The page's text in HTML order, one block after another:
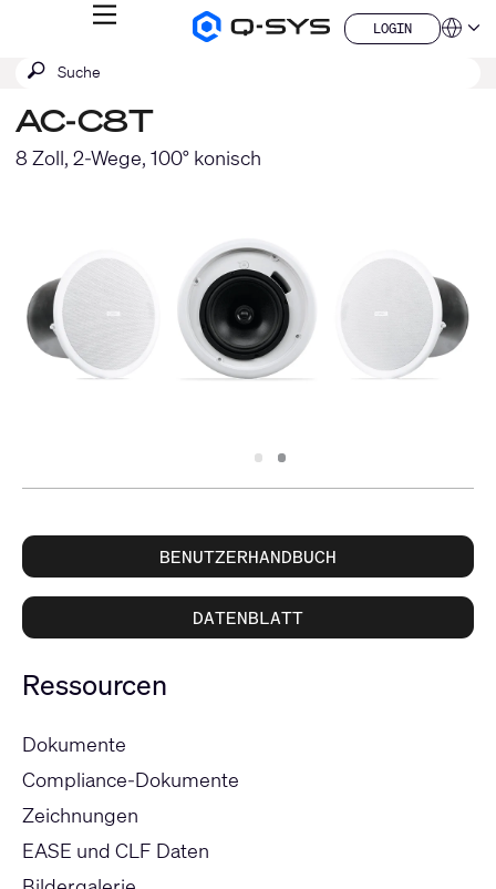
Q-
MENÜ
LOGIN
LOGIN
QSYS.com (English)
Deutsch
Español
Français
Suche
SUCHE
AC-C8T
8 Zoll, 2-Wege, 100° konisch
Slide
1 Slide
2
BENUTZERHANDBUCH
DATENBLATT
Ressourcen
Dokumente
Compliance-Dokumente
Zeichnungen
EASE und CLF Daten